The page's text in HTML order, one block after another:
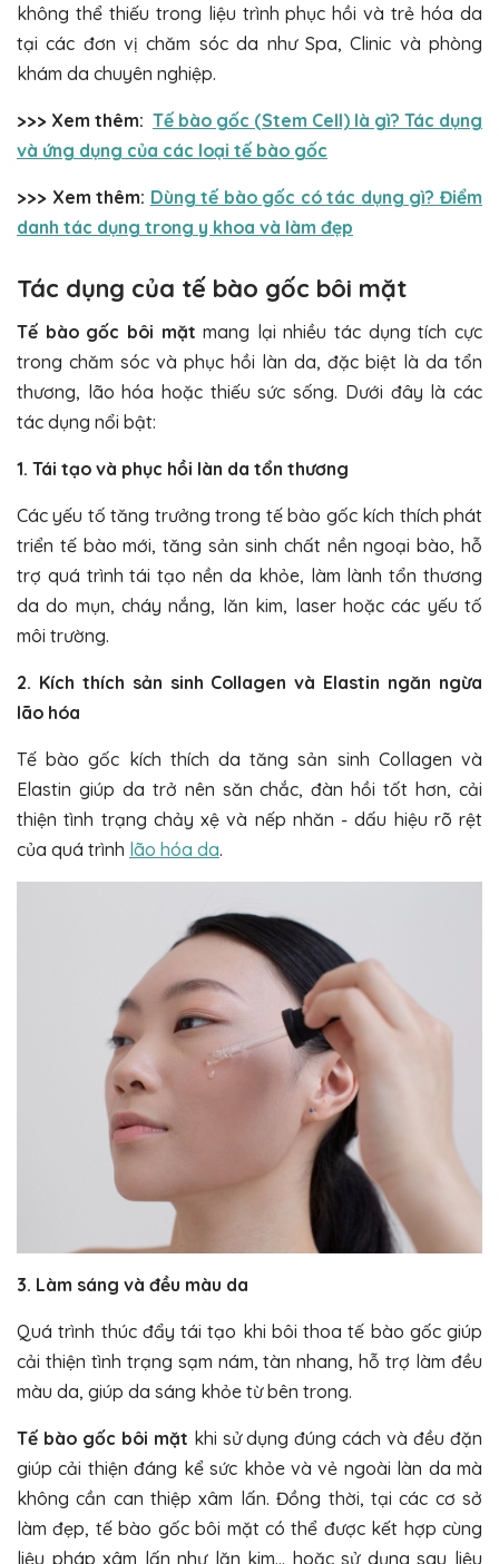
không thể thiếu trong liệu trình phục hồi và trẻ hóa da
tại các đơn vị chăm sóc da như Spa, Clinic và phòng
khám da chuyên nghiệp.
>>> Xem thêm: Tế bào gốc (Stem Cell) là gì? Tác dụng
và ứng dụng của các loại tế bào gốc
>>> Xem thêm: Dùng tế bào gốc có tác dụng gì? Điểm
danh tác dụng trong y khoa và làm đẹp
Tác dụng của tế bào gốc bôi mặt
Tế bào gốc bôi mặt mang lại nhiều tác dụng tích cực
trong chăm sóc và phục hồi làn da, đặc biệt là da tổn
thương, lão hóa hoặc thiếu sức sống. Dưới đây là các
tác dụng nổi bật:
1. Tái tạo và phục hồi làn da tổn thương
Các yếu tố tăng trưởng trong tế bào gốc kích thích phát
triển tế bào mới, tăng sản sinh chất nền ngoại bào, hỗ
trợ quá trình tái tạo nền da khỏe, làm lành tổn thương
da do mụn, cháy nắng, lăn kim, laser hoặc các yếu tố
môi trường.
2. Kích thích sản sinh Collagen và Elastin ngăn ngừa
lão hóa
Tế bào gốc kích thích da tăng sản sinh Collagen và
Elastin giúp da trở nên săn chắc, đàn hồi tốt hơn, cải
thiện tình trạng chảy xệ và nếp nhăn - dấu hiệu rõ rệt
của quá trình lão hóa da.
3. Làm sáng và đều màu da
Quá trình thúc đẩy tái tạo khi bôi thoa tế bào gốc giúp
cải thiện tình trạng sạm nám, tàn nhang, hỗ trợ làm đều
màu da, giúp da sáng khỏe từ bên trong.
Tế bào gốc bôi mặt khi sử dụng đúng cách và đều đặn
giúp cải thiện đáng kể sức khỏe và vẻ ngoài làn da mà
không cần can thiệp xâm lấn. Đồng thời, tại các cơ sở
làm đẹp, tế bào gốc bôi mặt có thể được kết hợp cùng
liệu pháp xâm lấn như lăn kim… hoặc sử dụng sau liệu